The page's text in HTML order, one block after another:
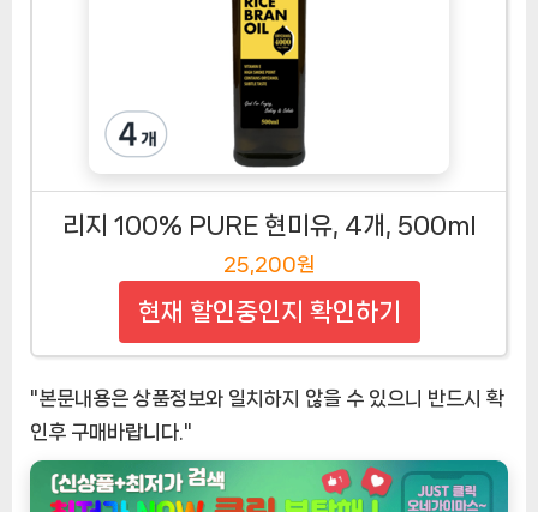
리지 100% PURE 현미유, 4개, 500ml
25,200원
현재 할인중인지 확인하기
"본문내용은 상품정보와 일치하지 않을 수 있으니 반드시 확
인후 구매바랍니다."